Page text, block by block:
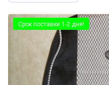
Срок поставки 1-2 дня!